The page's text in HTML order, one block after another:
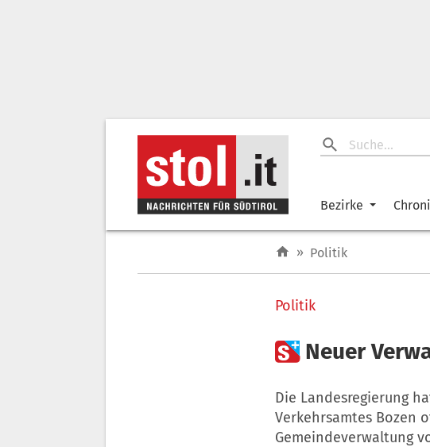
Bezirke
» Politik
Politik
 Neuer
Die Landesregierung
Verkehrsamtes Bozen
Gemeindeverwaltung